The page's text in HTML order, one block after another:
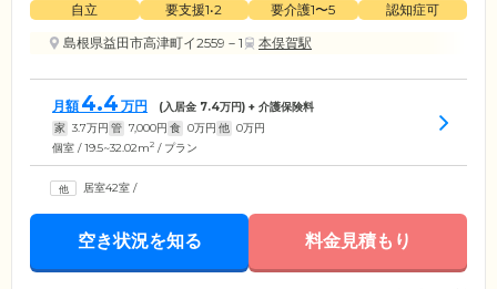
自立 要支援1•2 要介護1〜5
認知症可
島根県益田市高津町イ2559－1
本俣賀駅
月額 4.4 万円 (入居金 7.4万円) + 介護保険料
家 3.7万円 管 7,000円 食 0万円 他 0万円
個室 / 19.5~32.02m2 / プラン
居室42室 /
空き状況を知る 料金見積もり